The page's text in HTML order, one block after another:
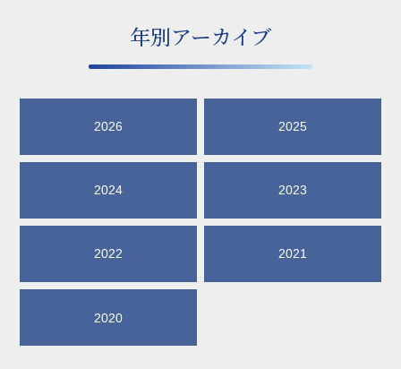
年別アーカイブ
2026 2025
2024 2023
2022 2021
2020